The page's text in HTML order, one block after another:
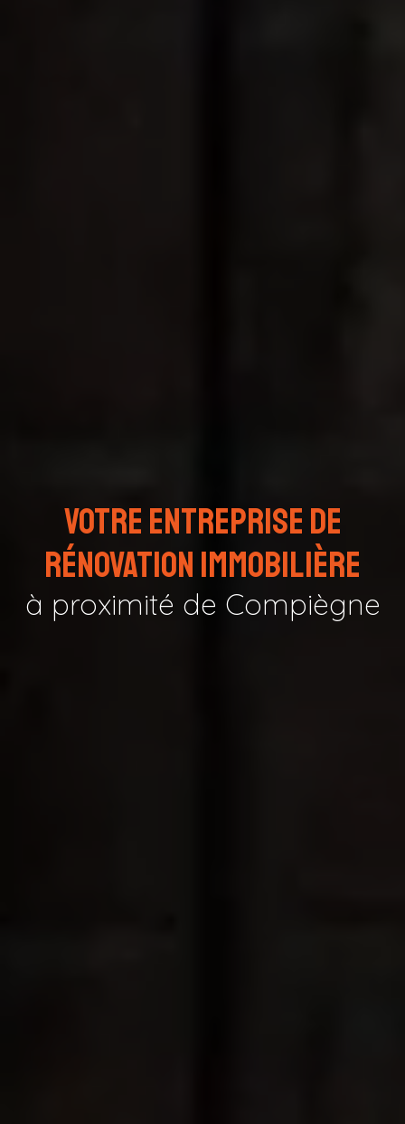
Votre entreprise de
rénovation immobilière
à proximité de Compiègne